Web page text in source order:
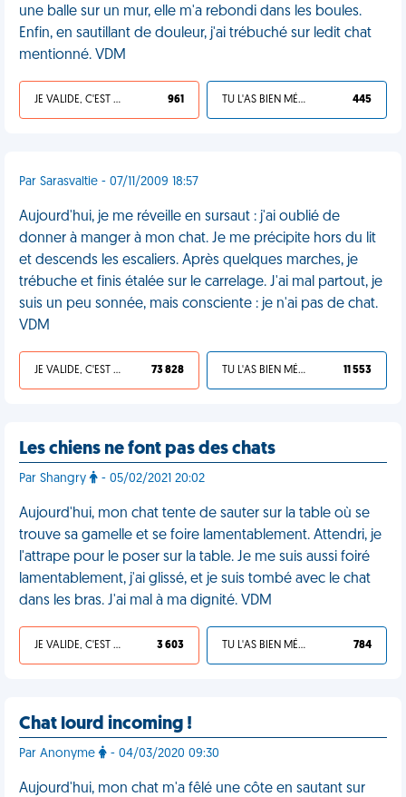
une balle sur un mur, elle m'a rebondi dans les boules.
Enfin, en sautillant de douleur, j'ai trébuché sur ledit chat
mentionné. VDM
JE VALIDE, C'EST UNE VDM 961 TU L'AS BIEN MÉRITÉ 445
Par Sarasvaltie - 07/11/2009 18:57
Aujourd'hui, je me réveille en sursaut : j'ai oublié de
donner à manger à mon chat. Je me précipite hors du lit
et descends les escaliers. Après quelques marches, je
trébuche et finis étalée sur le carrelage. J'ai mal partout, je
suis un peu sonnée, mais consciente : je n'ai pas de chat.
VDM
JE VALIDE, C'EST UNE VDM 73 828 TU L'AS BIEN MÉRITÉ 11 553
Les chiens ne font pas des chats
Par Shangry - 05/02/2021 20:02
Aujourd'hui, mon chat tente de sauter sur la table où se
trouve sa gamelle et se foire lamentablement. Attendri, je
l'attrape pour le poser sur la table. Je me suis aussi foiré
lamentablement, j'ai glissé, et je suis tombé avec le chat
dans les bras. J'ai mal à ma dignité. VDM
JE VALIDE, C'EST UNE VDM 3 603 TU L'AS BIEN MÉRITÉ 784
Chat lourd incoming !
Par Anonyme - 04/03/2020 09:30
Aujourd'hui, mon chat m'a fêlé une côte en sautant sur